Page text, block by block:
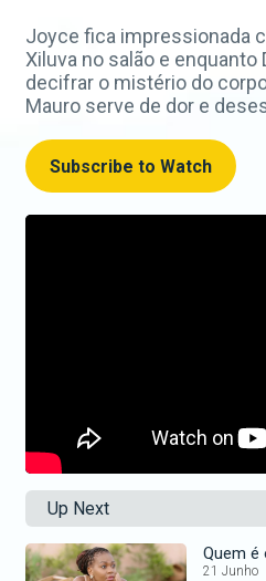
Joyce fica impressionada
Xiluva no salão e enquanto
decifrar o mistério do
Mauro serve de dor e
Subscribe to Watch
Up Next
Quem é
21 Junho